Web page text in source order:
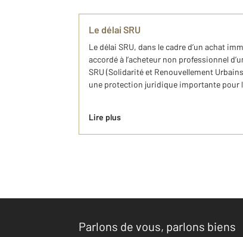
Le délai SRU
Le délai SRU, dans le cadre d’un achat
accordé à l’acheteur non professionnel
SRU (Solidarité et Renouvellement
une protection juridique importante pour
Lire plus
Parlons de vous, parlons biens